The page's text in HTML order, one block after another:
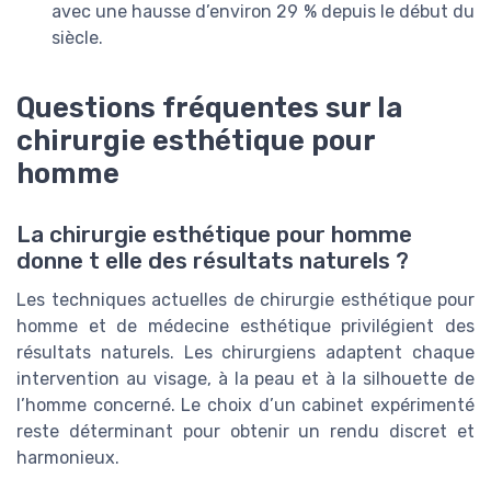
avec une hausse d’environ 29 % depuis le début du
siècle.
Questions fréquentes sur la
chirurgie esthétique pour
homme
La chirurgie esthétique pour homme
donne t elle des résultats naturels ?
Les techniques actuelles de chirurgie esthétique pour
homme et de médecine esthétique privilégient des
résultats naturels. Les chirurgiens adaptent chaque
intervention au visage, à la peau et à la silhouette de
l’homme concerné. Le choix d’un cabinet expérimenté
reste déterminant pour obtenir un rendu discret et
harmonieux.